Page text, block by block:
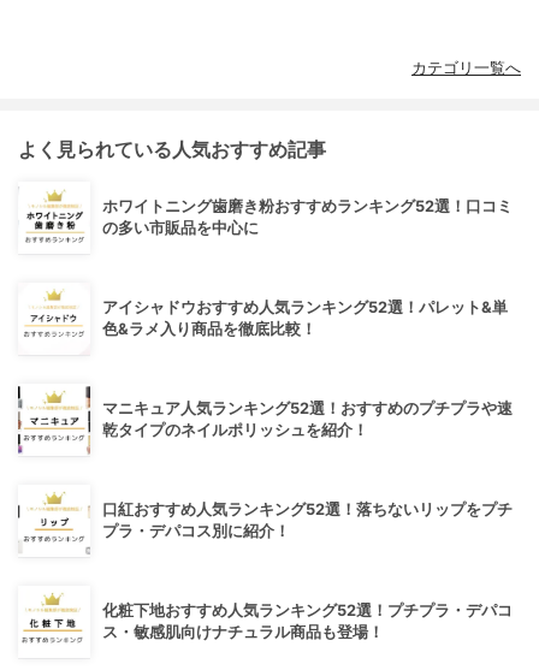
カテゴリ一覧へ
よく見られている人気おすすめ記事
ホワイトニング歯磨き粉おすすめランキング52選！口コミ
の多い市販品を中心に
アイシャドウおすすめ人気ランキング52選！パレット&単
色&ラメ入り商品を徹底比較！
マニキュア人気ランキング52選！おすすめのプチプラや速
乾タイプのネイルポリッシュを紹介！
口紅おすすめ人気ランキング52選！落ちないリップをプチ
プラ・デパコス別に紹介！
化粧下地おすすめ人気ランキング52選！プチプラ・デパコ
ス・敏感肌向けナチュラル商品も登場！